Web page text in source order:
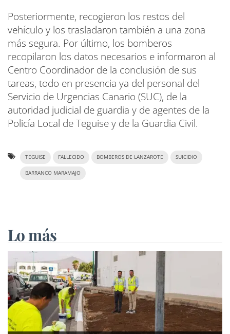
Posteriormente, recogieron los restos del
vehículo y los trasladaron también a una zona
más segura. Por último, los bomberos
recopilaron los datos necesarios e informaron al
Centro Coordinador de la conclusión de sus
tareas, todo en presencia ya del personal del
Servicio de Urgencias Canario (SUC), de la
autoridad judicial de guardia y de agentes de la
Policía Local de Teguise y de la Guardia Civil.
TEGUISE FALLECIDO BOMBEROS DE LANZAROTE SUICIDIO
BARRANCO MARAMAJO
Lo más